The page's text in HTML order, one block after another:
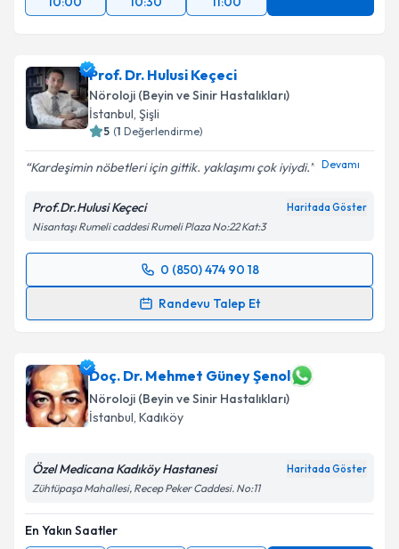
10:00 10:30 11:00 Daha Fazla
Prof. Dr. Hulusi Keçeci
Nöroloji (Beyin ve Sinir Hastalıkları)
İstanbul, Şişli
( Değerlendirme)
Kardeşimin nöbetleri için gittik. yaklaşımı çok iyiydi.
Prof.Dr.Hulusi Keçeci
Nisantaşı Rumeli caddesi Rumeli Plaza No:22 Kat:3
0 (850) 474 90 18
Randevu Talep Et
Randevu Takvimi Talebi
oluşturun. Size bu uzmandan randevu almanız için bir
takvim hazırlandığında e-posta ile bilgilendireceğiz.
E-posta Adresiniz
Metni
Doç. Dr. Mehmet Güney Şenol
Nöroloji (Beyin ve Sinir Hastalıkları)
İstanbul, Kadıköy
Özel Medicana Kadıköy Hastanesi
Zühtüpaşa Mahallesi, Recep Peker Caddesi. No:11
En Yakın Saatler